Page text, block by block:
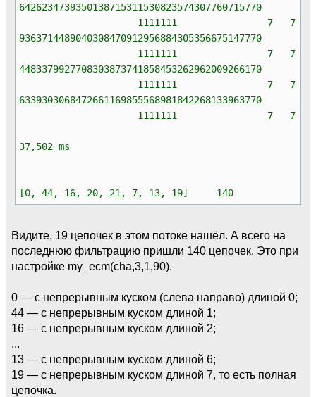
6426234739350138715311530823574307760715770
1111111 7 7
9363714489040308470912956884305356675147770
1111111 7 7
4483379927708303873741858453262962009266170
1111111 7 7
6339303068472661169855568981842268133963770
1111111 7 7
37,502 ms
[0, 44, 16, 20, 21, 7, 13, 19] 140
Видите, 19 цепочек в этом потоке нашёл. А всего на
последнюю фильтрацию пришли 140 цепочек. Это при
настройке my_ecm(cha,3,1,90).
0 — с непрерывным куском (слева направо) длиной 0;
44 — с непрерывным куском длиной 1;
16 — с непрерывным куском длиной 2;
...
13 — с непрерывным куском длиной 6;
19 — с непрерывным куском длиной 7, то есть полная
цепочка.